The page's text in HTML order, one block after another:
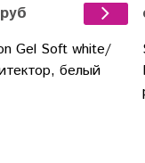
Gel Soft white/
белый